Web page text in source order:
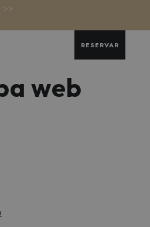
>>
RESERVAR
web